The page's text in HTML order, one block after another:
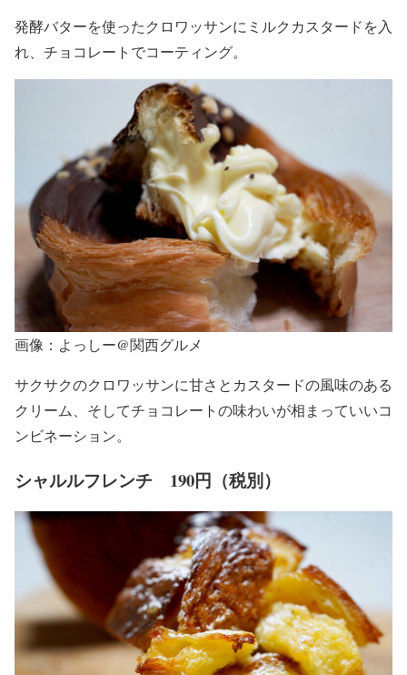
発酵バターを使ったクロワッサンにミルクカスタードを入
れ、チョコレートでコーティング。
画像：よっしー@関西グルメ
サクサクのクロワッサンに甘さとカスタードの風味のある
クリーム、そしてチョコレートの味わいが相まっていいコ
ンビネーション。
シャルルフレンチ 190円（税別）